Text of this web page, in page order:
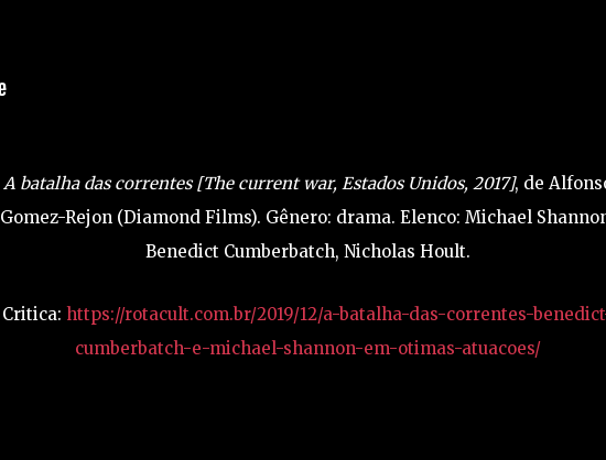
A batalha das correntes [The current war, Estados Unidos, 2017], de
Gomez-Rejon (Diamond Films). Gênero: drama. Elenco: Michael
Benedict Cumberbatch, Nicholas Hoult.
Critica:https://rotacult.com.br/2019/12/a-batalha-das-correntes-
cumberbatch-e-michael-shannon-em-otimas-atuacoes/